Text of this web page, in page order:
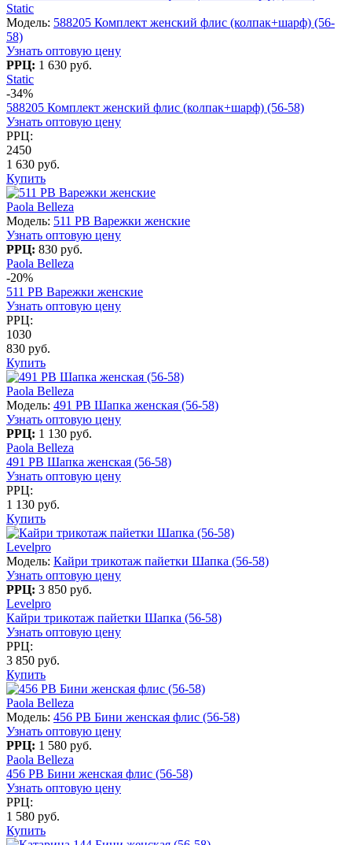
Static
Модель: 588205 Комплект женский флис (колпак+шарф) (56-
58)
Узнать оптовую цену
РРЦ: 1 630 руб.
Static
-34%
588205 Комплект женский флис (колпак+шарф) (56-58)
Узнать оптовую цену
РРЦ:
2450
1 630 руб.
Купить
Paola Belleza
Модель: 511 PB Варежки женские
Узнать оптовую цену
РРЦ: 830 руб.
Paola Belleza
-20%
511 PB Варежки женские
Узнать оптовую цену
РРЦ:
1030
830 руб.
Купить
Paola Belleza
Модель: 491 PB Шапка женская (56-58)
Узнать оптовую цену
РРЦ: 1 130 руб.
Paola Belleza
491 PB Шапка женская (56-58)
Узнать оптовую цену
РРЦ:
1 130 руб.
Купить
Levelpro
Модель: Кайри трикотаж пайетки Шапка (56-58)
Узнать оптовую цену
РРЦ: 3 850 руб.
Levelpro
Кайри трикотаж пайетки Шапка (56-58)
Узнать оптовую цену
РРЦ:
3 850 руб.
Купить
Paola Belleza
Модель: 456 PB Бини женская флис (56-58)
Узнать оптовую цену
РРЦ: 1 580 руб.
Paola Belleza
456 PB Бини женская флис (56-58)
Узнать оптовую цену
РРЦ:
1 580 руб.
Купить